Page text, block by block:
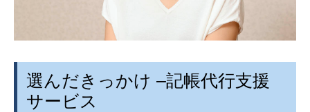
選んだきっかけ –記帳代行支援
サービス